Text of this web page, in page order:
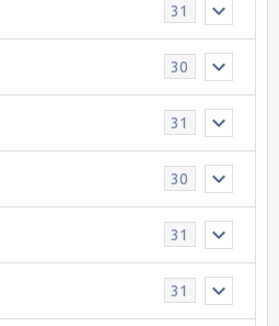
31
30
31
30
31
31